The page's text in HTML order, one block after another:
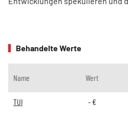
Behandelte Werte
Name Wert
TUI -€